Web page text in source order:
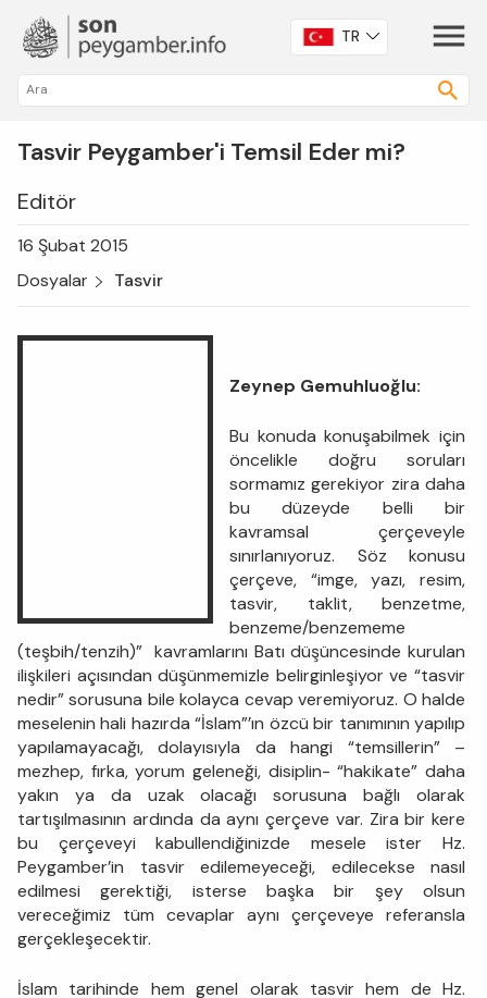
TR
Tasvir Peygamber'i Temsil Eder mi?
Editör
16 Şubat 2015
Dosyalar
Tasvir
Zeynep Gemuhluoğlu:
Bu konuda konuşabilmek için
öncelikle doğru soruları
sormamız gerekiyor zira daha
bu düzeyde belli bir
kavramsal çerçeveyle
sınırlanıyoruz. Söz konusu
çerçeve, “imge, yazı, resim,
tasvir, taklit, benzetme,
benzeme/benzememe
(teşbih/tenzih)” kavramlarını Batı düşüncesinde kurulan
ilişkileri açısından düşünmemizle belirginleşiyor ve “tasvir
nedir” sorusuna bile kolayca cevap veremiyoruz. O halde
meselenin hali hazırda “İslam”’ın özcü bir tanımının yapılıp
yapılamayacağı, dolayısıyla da hangi “temsillerin” –
mezhep, fırka, yorum geleneği, disiplin- “hakikate” daha
yakın ya da uzak olacağı sorusuna bağlı olarak
tartışılmasının ardında da aynı çerçeve var. Zira bir kere
bu çerçeveyi kabullendiğinizde mesele ister Hz.
Peygamber’in tasvir edilemeyeceği, edilecekse nasıl
edilmesi gerektiği, isterse başka bir şey olsun
vereceğimiz tüm cevaplar aynı çerçeveye referansla
gerçekleşecektir.
İslam tarihinde hem genel olarak tasvir hem de Hz.